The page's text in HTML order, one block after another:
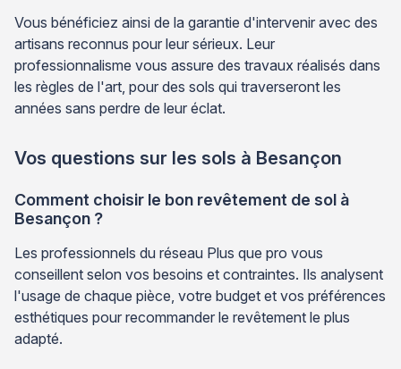
Vous bénéficiez ainsi de la garantie d'intervenir avec des
artisans reconnus pour leur sérieux. Leur
professionnalisme vous assure des travaux réalisés dans
les règles de l'art, pour des sols qui traverseront les
années sans perdre de leur éclat.
Vos questions sur les sols à Besançon
Comment choisir le bon revêtement de sol à
Besançon ?
Les professionnels du réseau Plus que pro vous
conseillent selon vos besoins et contraintes. Ils analysent
l'usage de chaque pièce, votre budget et vos préférences
esthétiques pour recommander le revêtement le plus
adapté.